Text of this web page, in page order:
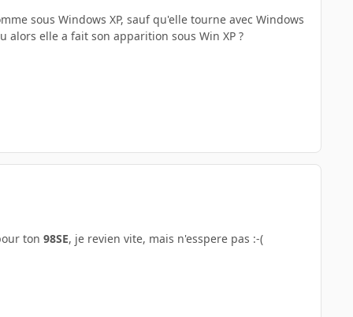
sous Windows XP, sauf qu'elle tourne avec Windows
alors elle a fait son apparition sous Win XP ?
ton 98SE, je revien vite, mais n'esspere pas :-(